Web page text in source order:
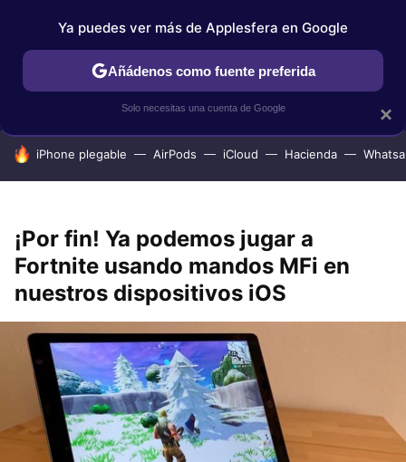
IPHONE TUTORIALES APPLESFERA SELECCIÓN
HOY SE HABLA DE
iPhone plegable AirPods iCloud Hacienda
¡Por fin! Ya podemos jugar a
Fortnite usando mandos MFi en
nuestros dispositivos iOS
×
Ya puedes ver más de Applesfera en Google
Añádenos como fuente preferida
Solo necesitas una cuenta de Google